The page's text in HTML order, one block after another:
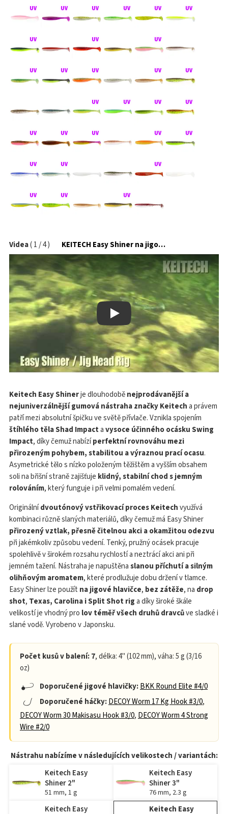
Videa(1/4) KEITECH Easy Shiner na jigové hlavičce
Play
Keitech Easy Shinerje dlouhodoběnejprodávanější a
nejuniverzálnější gumová nástraha značky Keitecha právem
patří mezi absolutní špičku ve světě přívlače. Vznikla spojením
štíhlého těla Shad Impactavysoce účinného ocásku Swing
Impact, díky čemuž nabízíperfektní rovnováhu mezi
přirozeným pohybem, stabilitou a výraznou prací ocasu.
Asymetrické tělo s nízko položeným těžištěm a vyšším obsahem
soli na břišní straně zajišťuje klidný, stabilní chod s jemným
rolováním, který funguje i při velmi pomalém vedení.
Originálnídvoutónový vstřikovací proces Keitechvyužívá
kombinaci různě slaných materiálů, díky čemuž má Easy Shiner
přirozený vztlak, přesně čitelnou akci a okamžitou odezvu
při jakémkoliv způsobu vedení. Tenký, pružný ocásek pracuje
spolehlivě v širokém rozsahu rychlostí a neztrácí akci ani při
jemném tažení. Nástraha je napuštěnaslanou příchutí a silným
olihňovým aromatem, které prodlužuje dobu držení v tlamce.
Easy Shiner lze použít na jigové hlavičce, bez zátěže, na drop
shot, Texas, Carolina i Split Shot riga díky široké škále
velikostí je vhodný pro lov téměř všech druhů dravcůve sladké i
slané vodě. Vyrobeno v Japonsku.
Počet kusů v balení: 7, délka: 4" (102 mm), váha: 5 g (3/16
oz)
Doporučené jigové hlavičky:BKK Round Elite #4/0
Doporučené háčky:DECOY Worm 17 Kg Hook #3/0,
DECOY Worm 30 Makisasu Hook #3/0, DECOY Worm 4 Strong
Wire #2/0
Nástrahu nabízíme v následujících velikostech / variantách:
Keitech Easy
Shiner 2"
51 mm, 1 g
Keitech Easy
Shiner 3"
76 mm, 2.3 g
Keitech Easy Keitech Easy